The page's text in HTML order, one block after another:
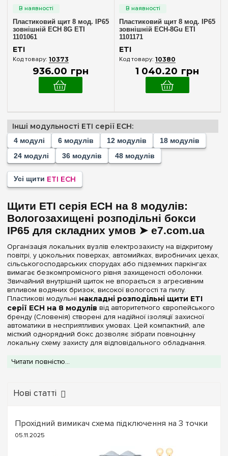
Зовнішній
Кількість модулів
4
(+2)
18(+2)
24(+2)
36(+2)
48(+2)
Комплектація клемами PE+N
У комплекті(2)
Матеріал корпусу
Пластик(2)
Дверцята
Прозора(2)
Серія
ECH
Сірий(2)
Пластиковий щит 8 мод. IP65
зовнішній ECH 8G ETI
1101061
ETI
10373
936.00 грн
Пластиковий щит 8 мод. IP65
зовнішній ECH-8Gu ETI
1101171
ETI
10380
1 040.20 грн
Інші модульності ETI серії ECH:
4 модулі 6 модулів 12 модулів
18 модулів
24 модулі
36 модулів 48 модулів
Усі щити ETI ECH
Щити ETI серія ECH на 8 модулів:
Вологозахищені розподільні бокси
IP65 для складних умов ➤ e7.com.ua
Організація локальних вузлів електрозахисту на відкритому
повітрі, у цокольних поверхах, автомийках, виробничих цехах,
сільськогосподарських спорудах або підземних паркінгах
вимагає безкомпромісного рівня захищеності оболонки.
Звичайний внутрішній щиток не впорається з агресивним
впливом водяних бризок, високої вологості та пилу.
Пластикові модульні накладні розподільні щити ETI
серії ECH на 8 модулів від авторитетного європейського
бренду (Словенія) створені для надійної ізоляції захисної
автоматики в несприятливих умовах. Цей компактний, але
місткий однорядний бокс дозволяє зібрати повноцінну
локальну схему захисту для відповідального обладнання.
вологозахищені бокси ETI серії ECH на 8 посадкових місць.
забезпечені гермітичними прозорими дверцятами.
Накладний (зовнішній) спосіб монтажу дає можливість швидко
обсяги будівельного сміття. Основою для виробів служить
спеціалізований ASA-полімер, який має відмінну діелектричну
руйнується під прямим впливом ультрафіолетового
Читати повністю...
Нові статті
Прохідний вимикач схема підключення на 3 точки
05.11.2025